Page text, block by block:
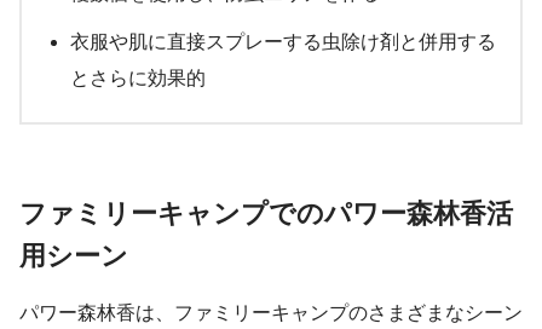
衣服や肌に直接スプレーする虫除け剤と併用する
とさらに効果的
ファミリーキャンプでのパワー森林香活
用シーン
パワー森林香は、ファミリーキャンプのさまざまなシーン